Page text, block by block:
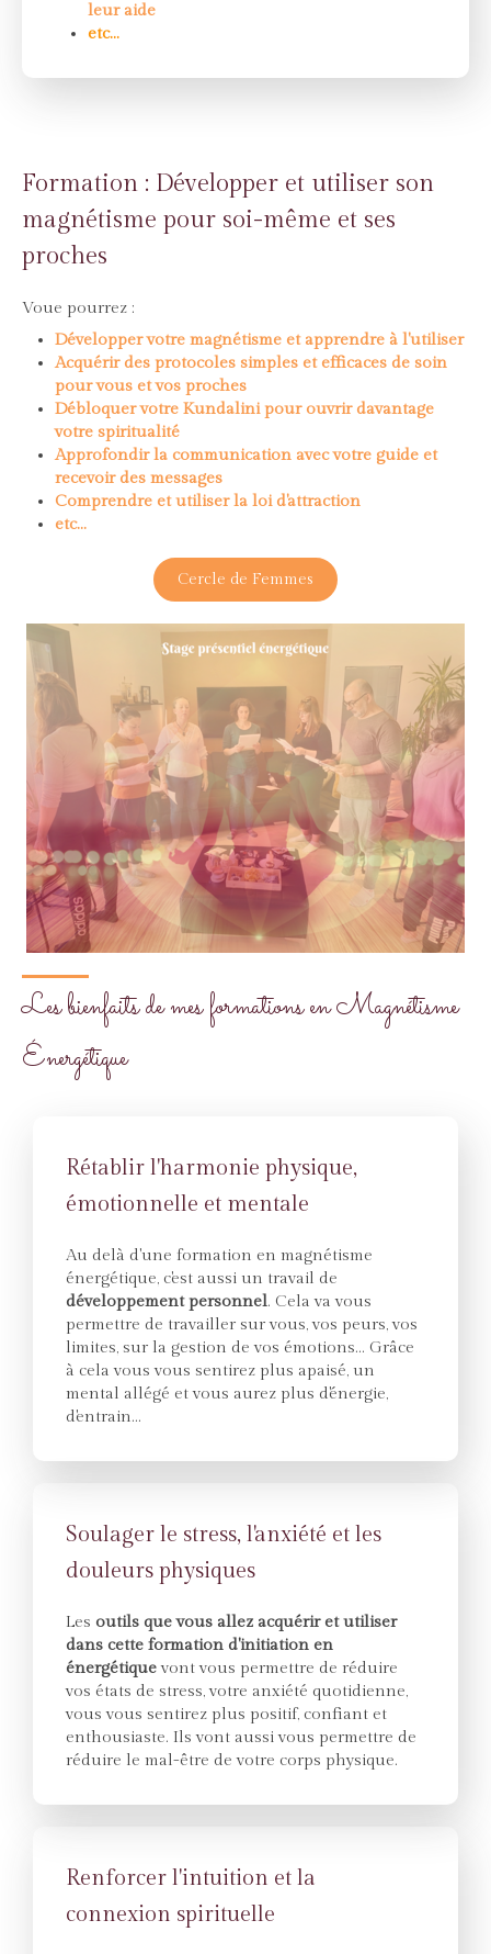
leur aide
etc...
Formation : Développer et utiliser son
magnétisme pour soi-même et ses
proches
Voue pourrez :
Développer votre magnétisme et apprendre à l'utiliser
Acquérir des protocoles simples et efficaces de soin
pour vous et vos proches
Débloquer votre Kundalini pour ouvrir davantage
votre spiritualité
Approfondir la communication avec votre guide et
recevoir des messages
Comprendre et utiliser la loi d'attraction
etc...
Cercle de Femmes
Les bienfaits de mes formations en Magnétisme
Énergétique
Rétablir l'harmonie physique,
émotionnelle et mentale
Au delà d'une formation en magnétisme
énergétique, c'est aussi un travail de
développement personnel. Cela va vous
permettre de travailler sur vous, vos peurs, vos
limites, sur la gestion de vos émotions... Grâce
à cela vous vous sentirez plus apaisé, un
mental allégé et vous aurez plus d'énergie,
d'entrain...
Soulager le stress, l'anxiété et les
douleurs physiques
Les outils que vous allez acquérir et utiliser
dans cette formation d'initiation en
énergétiquevont vous permettre de réduire
vos états de stress, votre anxiété quotidienne,
vous vous sentirez plus positif, confiant et
enthousiaste. Ils vont aussi vous permettre de
réduire le mal-être de votre corps physique.
Renforcer l'intuition et la
connexion spirituelle